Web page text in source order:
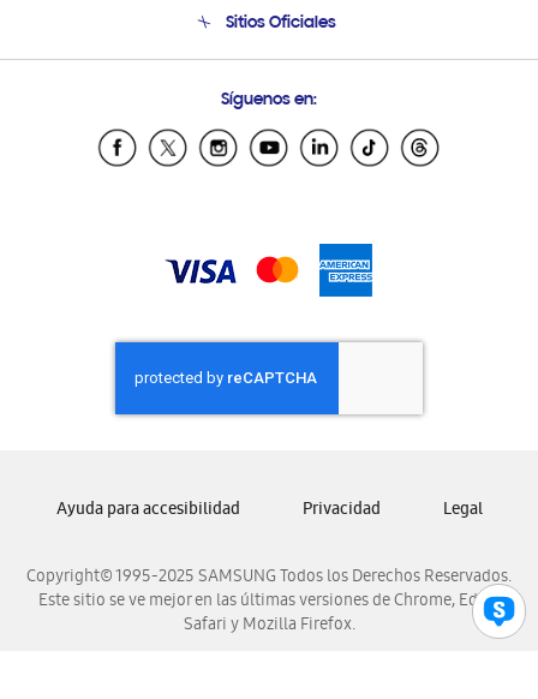
Seguimiento de tu pedido
Soporte vía eMail
Sitios Oficiales
Samsung Ecuador
Samsung El Salvador
Samsung Nicaragua
Samsung Panamá
Samsung República Dominicana
Samsung Venezuela
Síguenos en:
Copyright© 1995-2025 SAMSUNG Todos los Derechos Reservados.
Este sitio se ve mejor en las últimas versiones de Chrome, Edge,
Safari y Mozilla Firefox.
Ayuda para accesibilidad Privacidad Legal